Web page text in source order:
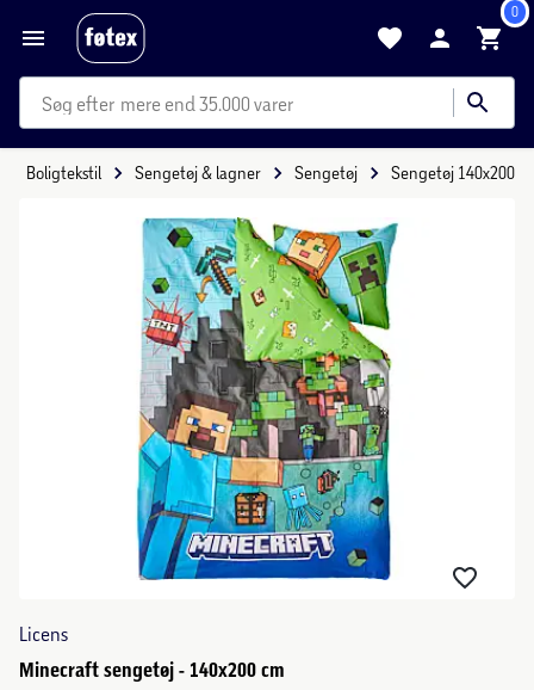
0
mere end 35.000 varer
Boligtekstil Sengetøj & lagner Sengetøj Sengetøj 140x200
Licens
Minecraft sengetøj - 140x200 cm